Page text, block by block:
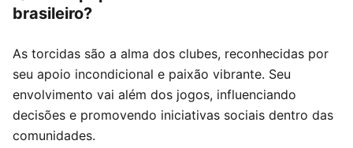
brasileiro?
As torcidas são a alma dos clubes, reconhecidas por
seu apoio incondicional e paixão vibrante. Seu
envolvimento vai além dos jogos, influenciando
decisões e promovendo iniciativas sociais dentro das
comunidades.